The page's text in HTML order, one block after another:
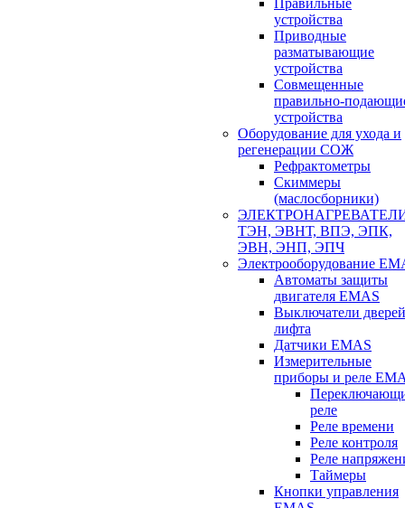
устройства
Приводные
разматывающие
устройства
Совмещенные
правильно-
устройства
Оборудование для ухода и
регенерации СОЖ
Рефрактометры
Скиммеры
(маслосборники)
ТЭН, ЭВНТ, ВПЭ, ЭПК,
ЭВН, ЭНП, ЭПЧ
Электрооборудование
Автоматы защиты
двигателя EMAS
Выключатели дверей
лифта
Датчики EMAS
Измерительные
приборы и реле
реле
Реле времени
Реле контроля
Реле
Таймеры
Кнопки управления